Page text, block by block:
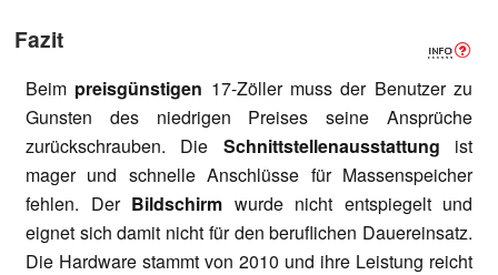
Fazit
Beim preisgünstigen 17-Zöller muss der Benutzer zu
Gunsten des niedrigen Preises seine Ansprüche
zurückschrauben. Die Schnittstellenausstattung ist
mager und schnelle Anschlüsse für Massenspeicher
fehlen. Der Bildschirm wurde nicht entspiegelt und
eignet sich damit nicht für den beruflichen Dauereinsatz.
Die Hardware stammt von 2010 und ihre Leistung reicht